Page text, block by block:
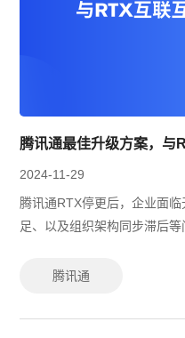
腾讯通最佳升级方案，与
2024-11-29
腾讯通RTX停更后，企业面
足、以及组织架构同步滞后
持、灵活权限管理以及多种安
腾讯通